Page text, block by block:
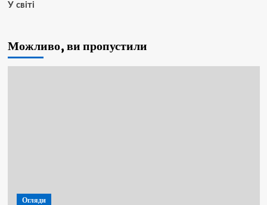
У світі
Можливо, ви пропустили
Огляди